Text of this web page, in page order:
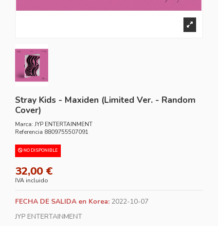
Stray Kids - Maxiden (Limited Ver. - Random
Cover)
Marca: JYP ENTERTAINMENT
Referencia 8809755507091
NO DISPONIBLE
32,00 €
IVA incluido
FECHA DE SALIDA en Korea: 2022-10-07
JYP ENTERTAINMENT